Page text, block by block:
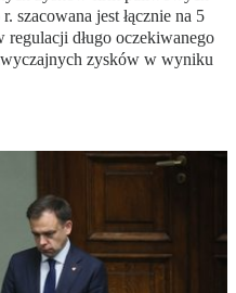
szacowana jest łącznie na 5
regulacji długo oczekiwanego
zysków w wyniku